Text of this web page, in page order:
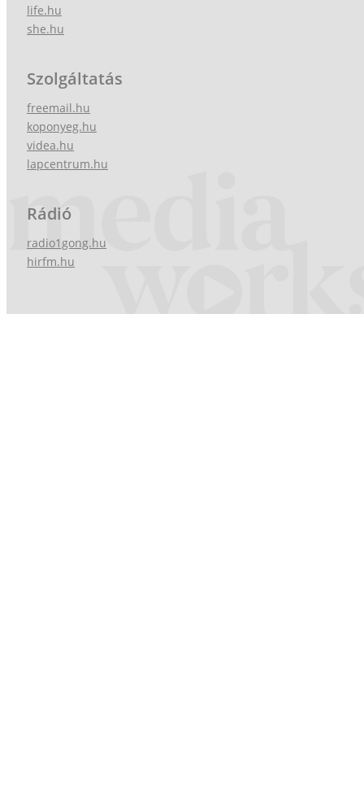
life.hu
she.hu
Szolgáltatás
freemail.hu
koponyeg.hu
videa.hu
lapcentrum.hu
Rádió
radio1gong.hu
hirfm.hu